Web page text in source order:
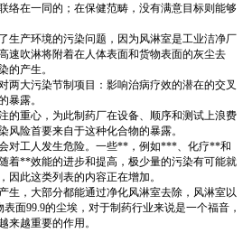
络在一同的；在保健范畴，没有满意目标则能够
生产环境的污染问题，因为风淋室是工业洁净厂
速吹淋将附着在人体表面和货物表面的灰尘去
的产生。
两大污染节制项目：影响治病疗效的潜在的交叉
暴露。
的重心，为此制药厂在设备、顺序和测试上浪费
风险首要来自于这种化合物的暴露。
对工人发生危险。一些**，例如***、化疗**和
着**效能的进步和提高，极少量的污染有可能就
因此这类列表的内容正在增加。
生，大部分都能通过净化风淋室去除，风淋室以
面99.9的尘埃，对于制药行业来说是一个福音，
来越重要的作用。